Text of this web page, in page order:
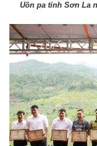
Uồn pa tỉnh Sơn La